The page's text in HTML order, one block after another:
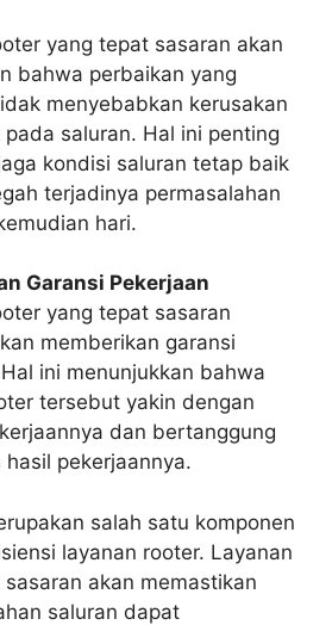
yang tepat sasaran akan
bahwa perbaikan yang
menyebabkan kerusakan
saluran. Hal ini penting
kondisi saluran tetap baik
terjadinya permasalahan
hari.
Garansi Pekerjaan
yang tepat sasaran
memberikan garansi
ini menunjukkan bahwa
tersebut yakin dengan
dan bertanggung
pekerjaannya.
salah satu komponen
layanan rooter. Layanan
akan memastikan
saluran dapat